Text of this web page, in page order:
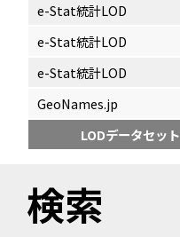
e-Stat統計LOD
e-Stat統計LOD
e-Stat統計LOD
GeoNames.jp
LODデータセット
検索